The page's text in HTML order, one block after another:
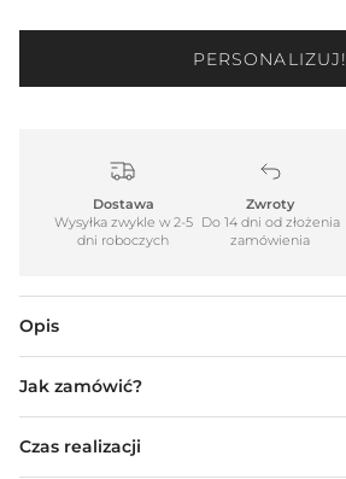
PERSONALIZUJ!
Dostawa
Wysyłka zwykle w 2-5
dni roboczych
Zwroty
Do 14 dni od złożenia
zamówienia
Opis
Jak zamówić?
Czas realizacji